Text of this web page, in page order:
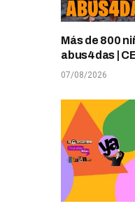
Más de 800
abus4das |
07/08/2026